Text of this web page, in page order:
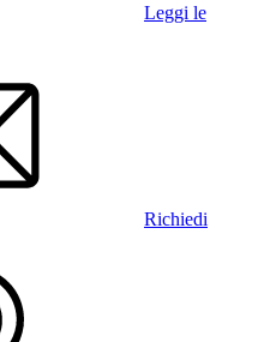
Leggi le
Richiedi